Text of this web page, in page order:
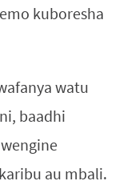
kuboresha
watu
baadhi
au mbali.